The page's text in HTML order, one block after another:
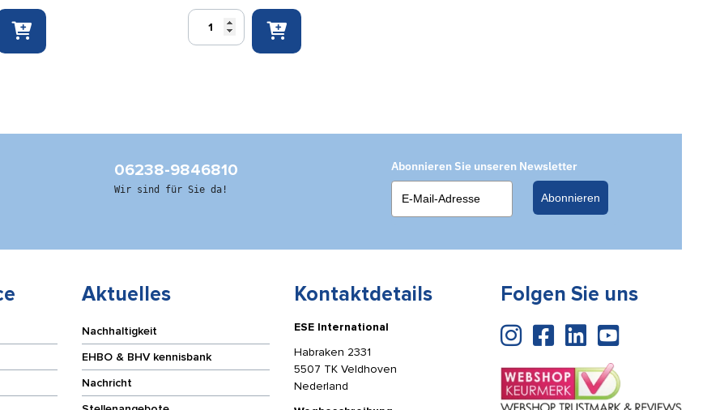
Spencer-
Gurtset
des
Menge
06238-9846810
Wir sind für Sie da!
Abonnieren Sie unseren Newsletter
Abonnieren
Aktuelles
Nachhaltigkeit
EHBO & BHV kennisbank
Nachricht
Kontaktdetails
ESE International
Habraken 2331
5507 TK Veldhoven
Nederland
Folgen Sie uns